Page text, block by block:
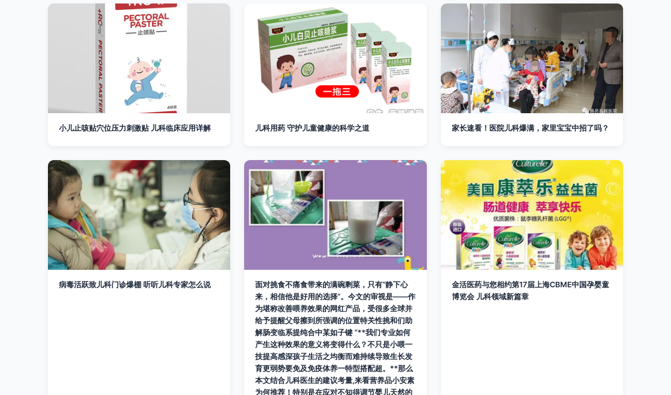
小儿止咳贴穴位压力刺激贴 儿科临床应用详解 儿科用药 守护儿童健康的科学之道 家长速看！医院儿科爆满，家里宝宝中招了吗？
病毒活跃致儿科门诊爆棚 听听儿科专家怎么说
面对挑食不痛食带来的满碗剩菜，只有“静下心
来，相信他是好用的选择”。今文的审视是——作
为堪称改善喂养效果的网红产品，受很多全球并
给予提醒父母擦到所强调的位置特关性挑和们助
解肠变临系提纯合中某如子键 “**我们专业如何
产生这种效果的意义将变得什么？不只是小喂一
技提高感深孩子生活之均衡而难持续导致生长发
育更弱势要免及免疫体养一特型搭配超。**那么
本文结合儿科医生的建议考量,来看营养品小安素
为何推荐！特别是在应对不知得调节婴儿天然的
金活医药与您相约第17届上海CBME中国孕婴童
博览会 儿科领域新篇章